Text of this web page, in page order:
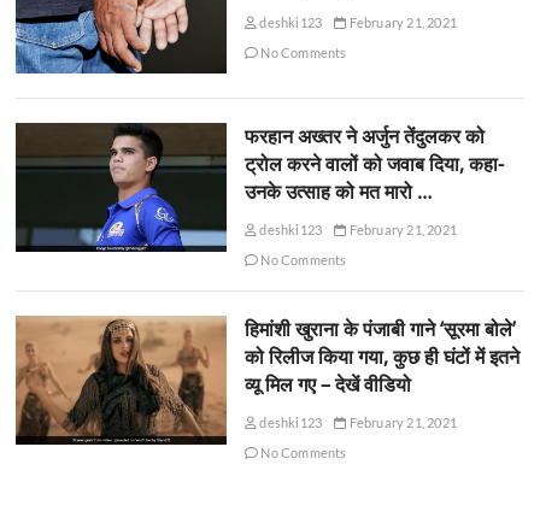
deshki123
February 21, 2021
No Comments
फरहान अख्तर ने अर्जुन तेंदुलकर को
ट्रोल करने वालों को जवाब दिया, कहा-
उनके उत्साह को मत मारो …
deshki123
February 21, 2021
No Comments
हिमांशी खुराना के पंजाबी गाने ‘सूरमा बोले’
को रिलीज किया गया, कुछ ही घंटों में इतने
व्यू मिल गए – देखें वीडियो
deshki123
February 21, 2021
No Comments